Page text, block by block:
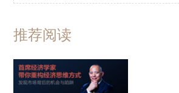
推荐阅读